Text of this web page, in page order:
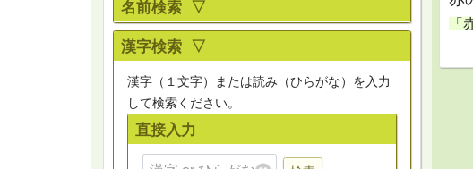
名前検索 ▽
漢字検索 ▽
漢字（１文字）または読み（ひらがな）を入力
して検索ください。
直接入力
「